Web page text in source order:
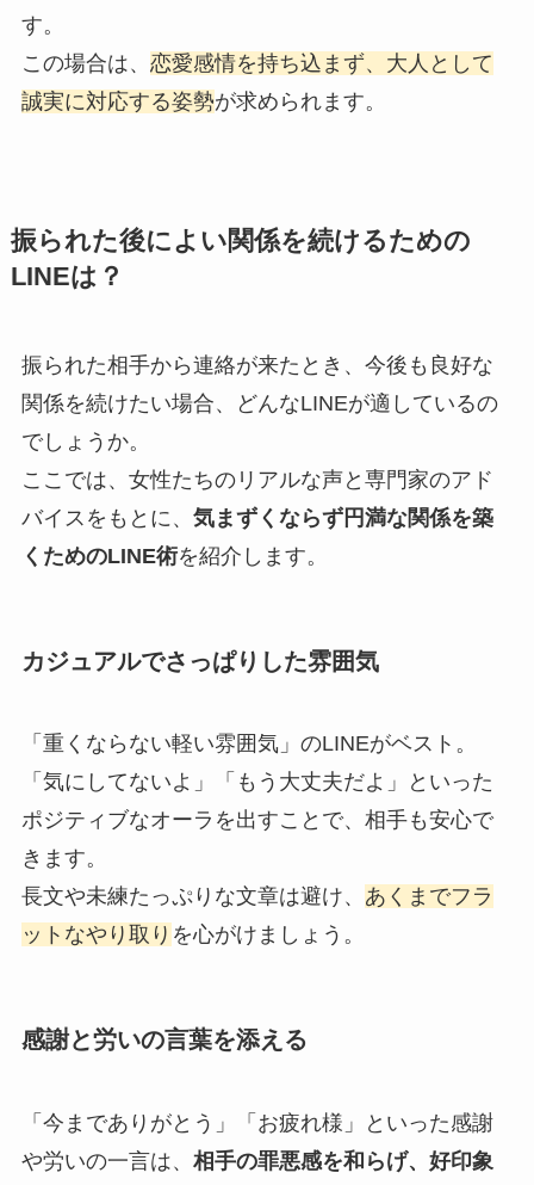
す。
この場合は、 恋愛感情を持ち込まず、大人として
誠実に対応する姿勢が求められます。
振られた後によい関係を続けるための
LINEは？
振られた相手から連絡が来たとき、今後も良好な
関係を続けたい場合、どんなLINEが適しているの
でしょうか。
ここでは、女性たちのリアルな声と専門家のアド
バイスをもとに、 気まずくならず円満な関係を築
くためのLINE術を紹介します。
カジュアルでさっぱりした雰囲気
「重くならない軽い雰囲気」のLINEがベスト。
「気にしてないよ」「もう大丈夫だよ」といった
ポジティブなオーラを出すことで、相手も安心で
きます。
長文や未練たっぷりな文章は避け、 あくまでフラ
ットなやり取り を心がけましょう。
感謝と労いの言葉を添える
「今までありがとう」「お疲れ様」といった感謝
や労いの一言は、 相手の罪悪感を和らげ、好印象